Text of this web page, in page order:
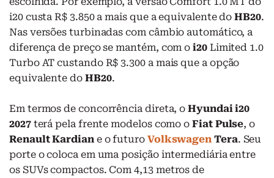
i20 custa R$ 3.850 a mais que a equivalente doHB20.
Nas versões turbinadas com câmbio automático, a
diferença de preço se mantém, com oi20Limited 1.0
Turbo AT custando R$ 3.300 a mais que a opção
equivalente do HB20.
Em termos de concorrência direta, oHyundai i20
2027terá pela frente modelos como oFiat Pulse, o
Renault Kardiane o futuro Volkswagen Tera. Seu
porte o coloca em uma posição intermediária entre
os SUVs compactos. Com 4,13 metros de